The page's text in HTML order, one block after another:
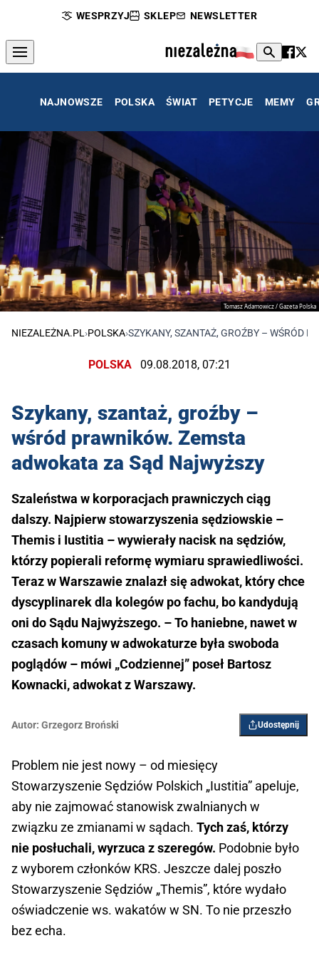
WESPRZYJ SKLEP NEWSLETTER
NAJNOWSZE POLSKA ŚWIAT PETYCJE MEMY
Tomasz Adamowicz / Gazeta Polska
NIEZALEŻNA.PL›POLSKA›SZYKANY, SZANTAŻ, GROŹBY – WŚRÓD
POLSKA 09.08.2018, 07:21
Szykany, szantaż, groźby –
wśród prawników. Zemsta
adwokata za Sąd Najwyższy
Szaleństwa w korporacjach prawniczych ciąg
dalszy. Najpierw stowarzyszenia sędziowskie –
Themis i Iustitia – wywierały nacisk na sędziów,
którzy popierali reformę wymiaru sprawiedliwości.
Teraz w Warszawie znalazł się adwokat, który chce
dyscyplinarek dla kolegów po fachu, bo kandydują
oni do Sądu Najwyższego. – To haniebne, nawet w
czasach komuny w adwokaturze była swoboda
poglądów – mówi „Codziennej” poseł Bartosz
Kownacki, adwokat z Warszawy.
Autor: Grzegorz Broński Udostępnij
Problem nie jest nowy – od miesięcy
Stowarzyszenie Sędziów Polskich „Iustitia” apeluje,
aby nie zajmować stanowisk zwalnianych w
związku ze zmianami w sądach. Tych zaś, którzy
nie posłuchali, wyrzuca z szeregów. Podobnie było
z wyborem członków KRS. Jeszcze dalej poszło
Stowarzyszenie Sędziów „Themis”, które wydało
oświadczenie ws. wakatów w SN. To nie przeszło
bez echa.